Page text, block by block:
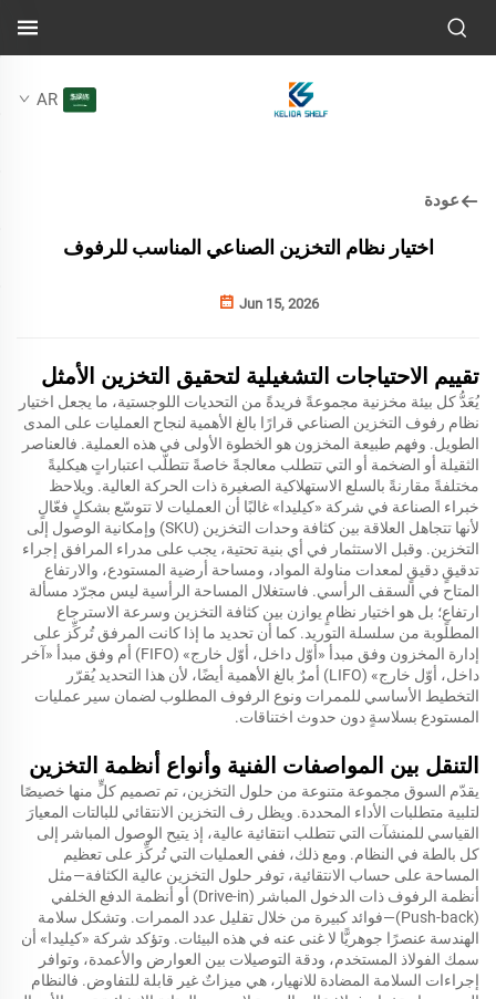
AR
عودة
اختيار نظام التخزين الصناعي المناسب للرفوف
Jun 15, 2026
تقييم الاحتياجات التشغيلية لتحقيق التخزين الأمثل
يُعَدُّ كل بيئة مخزنية مجموعةً فريدةً من التحديات اللوجستية، ما يجعل اختيار
نظام رفوف التخزين الصناعي قرارًا بالغ الأهمية لنجاح العمليات على المدى
الطويل. وفهم طبيعة المخزون هو الخطوة الأولى في هذه العملية. فالعناصر
الثقيلة أو الضخمة أو التي تتطلب معالجةً خاصةً تتطلّب اعتباراتٍ هيكليةً
مختلفةً مقارنةً بالسلع الاستهلاكية الصغيرة ذات الحركة العالية. ويلاحظ
خبراء الصناعة في شركة «كيليدا» غالبًا أن العمليات لا تتوسّع بشكلٍ فعّالٍ
لأنها تتجاهل العلاقة بين كثافة وحدات التخزين (SKU) وإمكانية الوصول إلى
التخزين. وقبل الاستثمار في أي بنية تحتية، يجب على مدراء المرافق إجراء
تدقيقٍ دقيقٍ لمعدات مناولة المواد، ومساحة أرضية المستودع، والارتفاع
المتاح في السقف الرأسي. فاستغلال المساحة الرأسية ليس مجرّد مسألة
ارتفاعٍ؛ بل هو اختيار نظامٍ يوازن بين كثافة التخزين وسرعة الاسترجاع
المطلوبة من سلسلة التوريد. كما أن تحديد ما إذا كانت المرفق تُركِّز على
إدارة المخزون وفق مبدأ «أوّل داخل، أوّل خارج» (FIFO) أم وفق مبدأ «آخر
داخل، أوّل خارج» (LIFO) أمرٌ بالغ الأهمية أيضًا، لأن هذا التحديد يُقرّر
التخطيط الأساسي للممرات ونوع الرفوف المطلوب لضمان سير عمليات
المستودع بسلاسةٍ دون حدوث اختناقات.
التنقل بين المواصفات الفنية وأنواع أنظمة التخزين
يقدّم السوق مجموعة متنوعة من حلول التخزين، تم تصميم كلٍّ منها خصيصًا
لتلبية متطلبات الأداء المحددة. ويظل رف التخزين الانتقائي للبالتات المعيارَ
القياسي للمنشآت التي تتطلب انتقائية عالية، إذ يتيح الوصول المباشر إلى
كل بالطة في النظام. ومع ذلك، ففي العمليات التي تُركِّز على تعظيم
المساحة على حساب الانتقائية، توفر حلول التخزين عالية الكثافة—مثل
أنظمة الرفوف ذات الدخول المباشر (Drive-in) أو أنظمة الدفع الخلفي
(Push-back)—فوائد كبيرة من خلال تقليل عدد الممرات. وتشكل سلامة
الهندسة عنصرًا جوهريًّا لا غنى عنه في هذه البيئات. وتؤكد شركة «كيليدا» أن
سمك الفولاذ المستخدم، ودقة التوصيلات بين العوارض والأعمدة، وتوافر
إجراءات السلامة المضادة للانهيار، هي ميزاتٌ غير قابلة للتفاوض. فالنظام